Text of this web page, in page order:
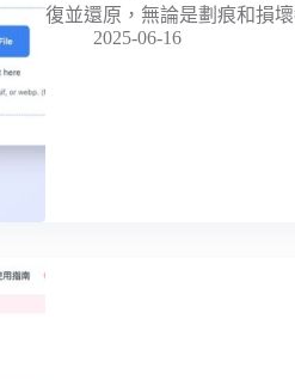
復並還原，無論是劃痕和損
2025-06-16